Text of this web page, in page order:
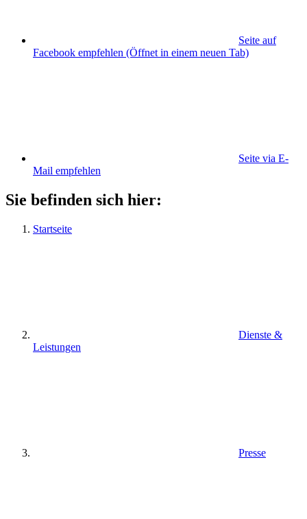
Seite auf
Facebook empfehlen (Öffnet in einem neuen Tab)
Seite via E-
Mail empfehlen
Sie befinden sich hier:
Startseite
Dienste &
Leistungen
Presse